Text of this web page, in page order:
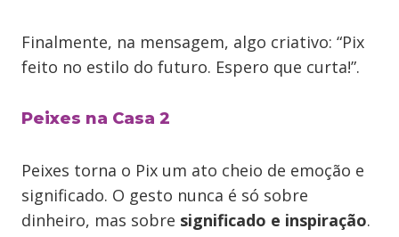
Finalmente, na mensagem, algo criativo: “Pix
feito no estilo do futuro. Espero que curta!”.
Peixes na Casa 2
Peixes torna o Pix um ato cheio de emoção e
significado. O gesto nunca é só sobre
dinheiro, mas sobre significado e inspiração.